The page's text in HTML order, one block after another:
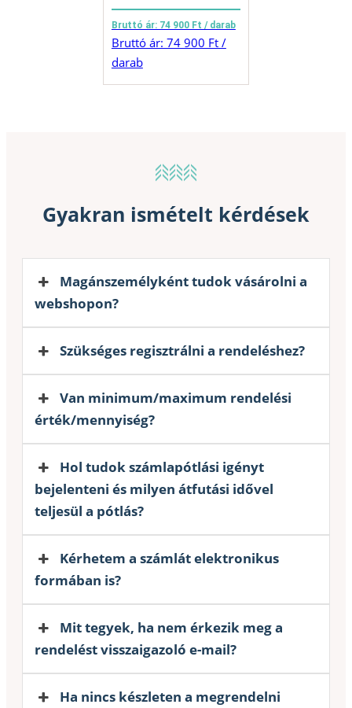
Bruttó ár: 74 900 Ft / darab
Bruttó ár: 74 900 Ft /
darab
Gyakran ismételt kérdések
Magánszemélyként tudok vásárolni a
webshopon?
Szükséges regisztrálni a rendeléshez?
Van minimum/maximum rendelési
érték/mennyiség?
Hol tudok számlapótlási igényt
bejelenteni és milyen átfutási idővel
teljesül a pótlás?
Kérhetem a számlát elektronikus
formában is?
Mit tegyek, ha nem érkezik meg a
rendelést visszaigazoló e-mail?
Ha nincs készleten a megrendelni